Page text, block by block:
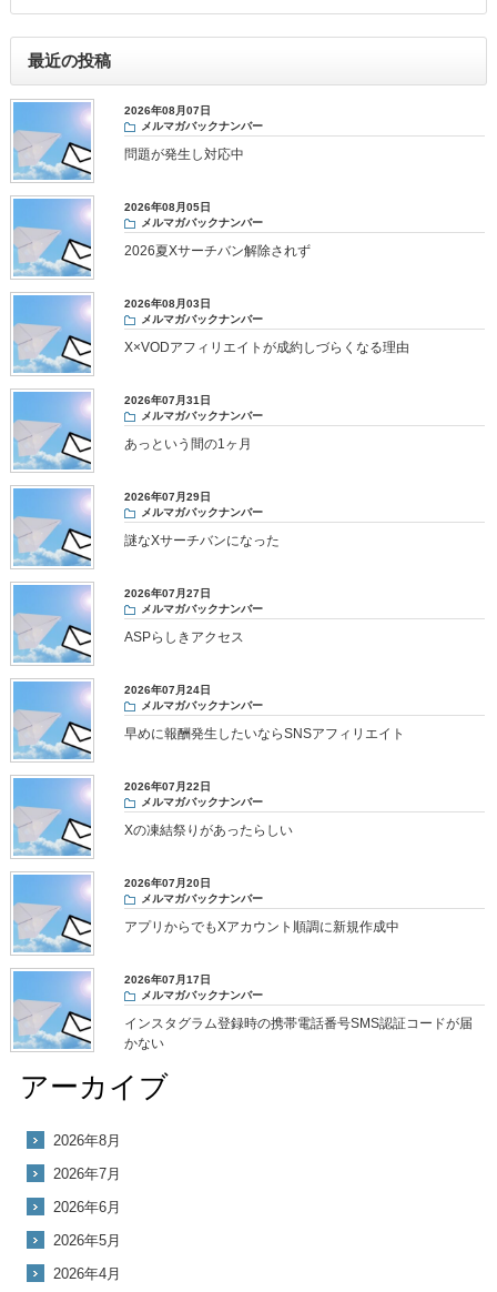
最近の投稿
2026年08月07日
メルマガバックナンバー
問題が発生し対応中
2026年08月05日
メルマガバックナンバー
2026夏Xサーチバン解除されず
2026年08月03日
メルマガバックナンバー
X×VODアフィリエイトが成約しづらくなる理由
2026年07月31日
メルマガバックナンバー
あっという間の1ヶ月
2026年07月29日
メルマガバックナンバー
謎なXサーチバンになった
2026年07月27日
メルマガバックナンバー
ASPらしきアクセス
2026年07月24日
メルマガバックナンバー
早めに報酬発生したいならSNSアフィリエイト
2026年07月22日
メルマガバックナンバー
Xの凍結祭りがあったらしい
2026年07月20日
メルマガバックナンバー
アプリからでもXアカウント順調に新規作成中
2026年07月17日
メルマガバックナンバー
インスタグラム登録時の携帯電話番号SMS認証コードが届
かない
アーカイブ
2026年8月
2026年7月
2026年6月
2026年5月
2026年4月